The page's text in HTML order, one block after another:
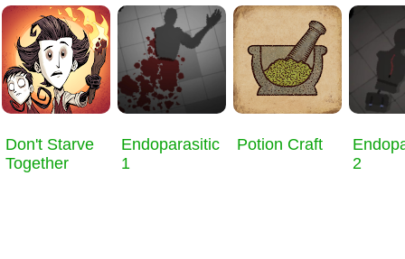
Don't Starve
Together
Endoparasitic
1
Potion Craft
2